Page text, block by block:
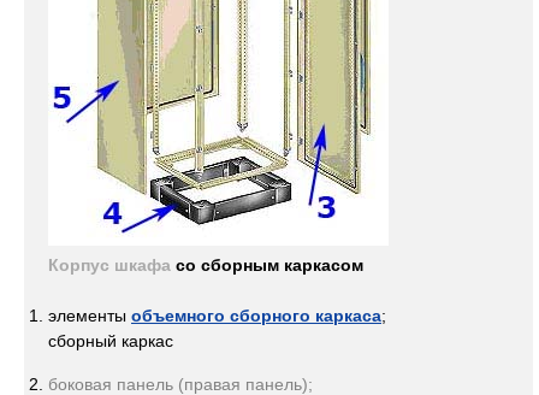
Корпус шкафа со сборным каркасом
элементы объемного сборного каркаса;
сборный каркас
боковая панель (правая панель);